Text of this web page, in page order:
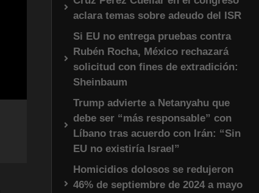
aclara temas sobre adeudo del ISR
Si EU no entrega pruebas contra
Rubén Rocha, México rechazará
solicitud con fines de extradición:
Sheinbaum
Trump advierte a Netanyahu que
debe ser “más responsable” con
Líbano tras acuerdo con Irán: “Sin
EU no existiría Israel”
Homicidios dolosos se redujeron
46% de septiembre de 2024 a mayo